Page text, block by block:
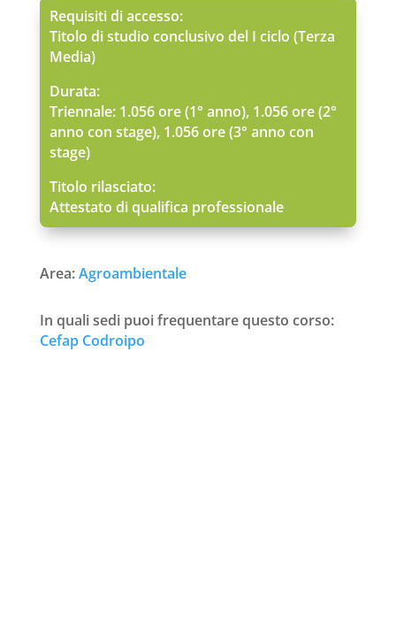
Requisiti di accesso:
Titolo di studio conclusivo del I ciclo (Terza
Media)
Durata:
Triennale: 1.056 ore (1° anno), 1.056 ore (2°
anno con stage), 1.056 ore (3° anno con
stage)
Titolo rilasciato:
Attestato di qualifica professionale
Area:Agroambientale
In quali sedi puoi frequentare questo corso:
Cefap Codroipo